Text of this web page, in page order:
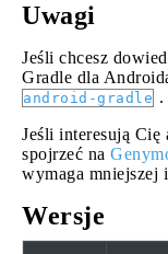
Uwagi
Jeśli chcesz
Gradle dla
android-gradle .
Jeśli interesują Cię
spojrzeć na
wymaga mniejszej
Wersje